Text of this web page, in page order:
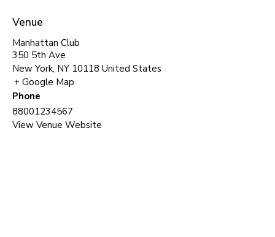
Venue
Manhattan Club
350 5th Ave
New York, NY 10118 United States
+ Google Map
Phone
88001234567
View Venue Website